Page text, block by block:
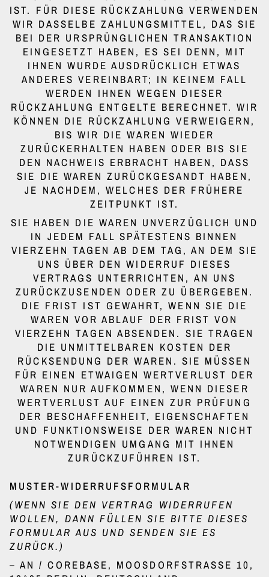
ST. FÜR DIESE RÜCKZAHLUNG VERWENDEN W
IR DASSELBE ZAHLUNGSMITTEL, DAS SIE B
EI DER URSPRÜNGLICHEN TRANSAKTION E
INGESETZT HABEN, ES SEI DENN, MIT I
HNEN WURDE AUSDRÜCKLICH ETWAS A
NDERES VEREINBART; IN KEINEM FALL W
ERDEN IHNEN WEGEN DIESER R
ÜCKZAHLUNG ENTGELTE BERECHNET. WIR K
ÖNNEN DIE RÜCKZAHLUNG VERWEIGERN, B
IS WIR DIE WAREN WIEDER Z
URÜCKERHALTEN HABEN ODER BIS SIE D
EN NACHWEIS ERBRACHT HABEN, DASS S
IE DIE WAREN ZURÜCKGESANDT HABEN, J
E NACHDEM, WELCHES DER FRÜHERE Z
EITPUNKT IST.
SIE HABEN DIE WAREN UNVERZÜGLICH UND
IN JEDEM FALL SPÄTESTENS BINNEN
VIERZEHN TAGEN AB DEM TAG, AN DEM SIE
UNS ÜBER DEN WIDERRUF DIESES
VERTRAGS UNTERRICHTEN, AN UNS
ZURÜCKZUSENDEN ODER ZU ÜBERGEBEN.
DIE FRIST IST GEWAHRT, WENN SIE DIE
WAREN VOR ABLAUF DER FRIST VON
VIERZEHN TAGEN ABSENDEN. SIE TRAGEN
DIE UNMITTELBAREN KOSTEN DER
RÜCKSENDUNG DER WAREN. SIE MÜSSEN
FÜR EINEN ETWAIGEN WERTVERLUST DER
WAREN NUR AUFKOMMEN, WENN DIESER
WERTVERLUST AUF EINEN ZUR PRÜFUNG
DER BESCHAFFENHEIT, EIGENSCHAFTEN
UND FUNKTIONSWEISE DER WAREN NICHT
NOTWENDIGEN UMGANG MIT IHNEN
ZURÜCKZUFÜHREN IST.
MUSTER-WIDERRUFSFORMULAR
(WENN SIE DEN VERTRAG WIDERRUFEN
WOLLEN, DANN FÜLLEN SIE BITTE DIESES
FORMULAR AUS UND SENDEN SIE ES
ZURÜCK.)
– AN / COREBASE, MOOSDORFSTRASSE 10, 1